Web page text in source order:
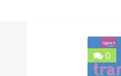
0